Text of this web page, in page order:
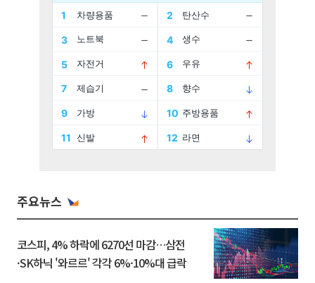
주요뉴스
코스피, 4% 하락에 6270선 마감…삼전
·SK하닉 '와르르' 각각 6%·10%대 급락